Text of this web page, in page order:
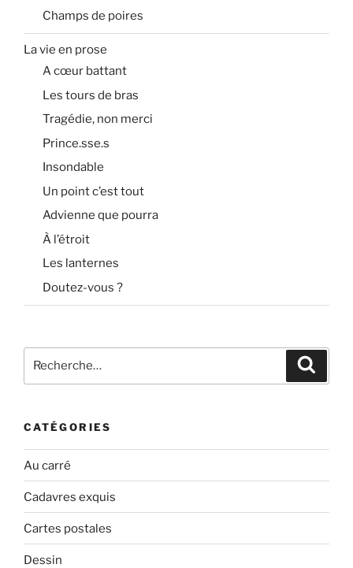
Champs de poires
La vie en prose
A cœur battant
Les tours de bras
Tragédie, non merci
Prince.sse.s
Insondable
Un point c’est tout
Advienne que pourra
À l’étroit
Les lanternes
Doutez-vous ?
pour
CATÉGORIES
Au carré
Cadavres exquis
Cartes postales
Dessin